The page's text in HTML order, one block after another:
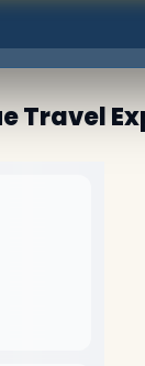
Travel